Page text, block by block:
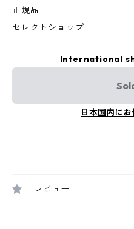
正規品
セレクトショップ
International
日本国内に
レビュー